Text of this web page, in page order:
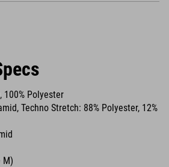
100% Polyester
Techno Stretch: 88% Polyester, 12%
M)